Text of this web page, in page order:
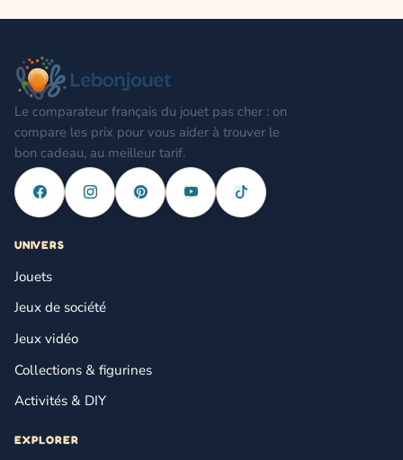
Le comparateur français du jouet pas cher : on
compare les prix pour vous aider à trouver le
bon cadeau, au meilleur tarif.
UNIVERS
Jouets
Jeux de société
Jeux vidéo
Collections & figurines
Activités & DIY
EXPLORER